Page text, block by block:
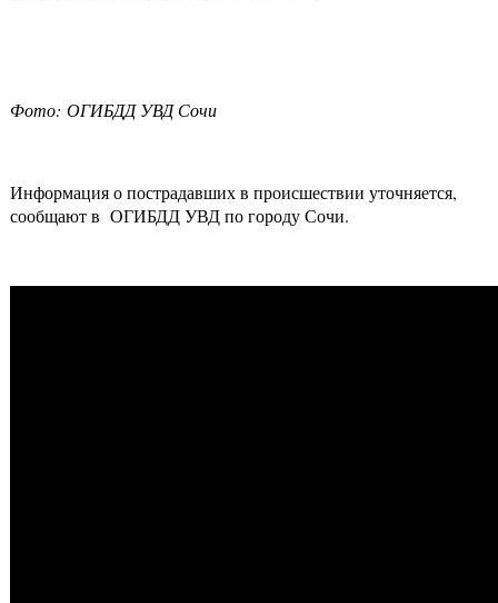
Фото: ОГИБДД УВД Сочи
Информация о пострадавших в происшествии уточняется,
сообщают в ОГИБДД УВД по городу Сочи.